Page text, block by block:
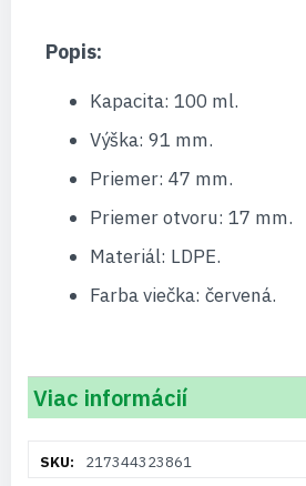
Popis:
Kapacita: 100 ml.
Výška: 91 mm.
Priemer: 47 mm.
Priemer otvoru: 17 mm.
Materiál: LDPE.
Farba viečka: červená.
Viac informácií
informácií217344323861